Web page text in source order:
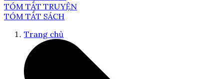
TÓM TẮT TRUYỆN
TÓM TẮT SÁCH
Trang chủ